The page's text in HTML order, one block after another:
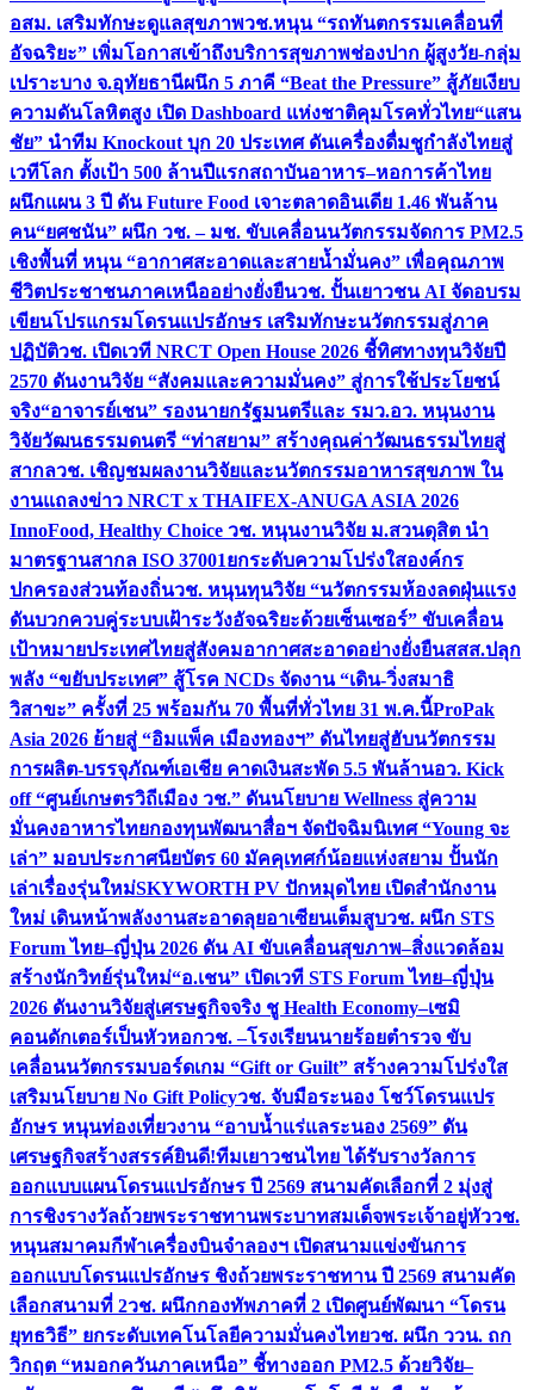
อสม. เสริมทักษะดูแลสุขภาพวช.หนุน “รถทันตกรรมเคลื่อนที่
อัจฉริยะ” เพิ่มโอกาสเข้าถึงบริการสุขภาพช่องปาก ผู้สูงวัย-กลุ่ม
เปราะบาง จ.อุทัยธานีผนึก 5 ภาคี “Beat the Pressure” สู้ภัยเงียบ
ความดันโลหิตสูง เปิด Dashboard แห่งชาติคุมโรคทั่วไทย“แสน
ชัย” นำทีม Knockout บุก 20 ประเทศ ดันเครื่องดื่มชูกำลังไทยสู่
เวทีโลก ตั้งเป้า 500 ล้านปีแรกสถาบันอาหาร–หอการค้าไทย
ผนึกแผน 3 ปี ดัน Future Food เจาะตลาดอินเดีย 1.46 พันล้าน
คน“ยศชนัน” ผนึก วช. – มช. ขับเคลื่อนนวัตกรรมจัดการ PM2.5
เชิงพื้นที่ หนุน “อากาศสะอาดและสายน้ำมั่นคง” เพื่อคุณภาพ
ชีวิตประชาชนภาคเหนืออย่างยั่งยืนวช. ปั้นเยาวชน AI จัดอบรม
เขียนโปรแกรมโดรนแปรอักษร เสริมทักษะนวัตกรรมสู่ภาค
ปฏิบัติวช. เปิดเวที NRCT Open House 2026 ชี้ทิศทางทุนวิจัยปี
2570 ดันงานวิจัย “สังคมและความมั่นคง” สู่การใช้ประโยชน์
จริง“อาจารย์เชน” รองนายกรัฐมนตรีและ รมว.อว. หนุนงาน
วิจัยวัฒนธรรมดนตรี “ท่าสยาม” สร้างคุณค่าวัฒนธรรมไทยสู่
สากลวช. เชิญชมผลงานวิจัยและนวัตกรรมอาหารสุขภาพ ใน
งานแถลงข่าว NRCT x THAIFEX-ANUGA ASIA 2026
InnoFood, Healthy Choice วช. หนุนงานวิจัย ม.สวนดุสิต นำ
มาตรฐานสากล ISO 37001ยกระดับความโปร่งใสองค์กร
ปกครองส่วนท้องถิ่นวช. หนุนทุนวิจัย “นวัตกรรมห้องลดฝุ่นแรง
ดันบวกควบคู่ระบบเฝ้าระวังอัจฉริยะด้วยเซ็นเซอร์” ขับเคลื่อน
เป้าหมายประเทศไทยสู่สังคมอากาศสะอาดอย่างยั่งยืนสสส.ปลุก
พลัง “ขยับประเทศ” สู้โรค NCDs จัดงาน “เดิน-วิ่งสมาธิ
วิสาขะ” ครั้งที่ 25 พร้อมกัน 70 พื้นที่ทั่วไทย 31 พ.ค.นี้ProPak
Asia 2026 ย้ายสู่ “อิมแพ็ค เมืองทองฯ” ดันไทยสู่ฮับนวัตกรรม
การผลิต-บรรจุภัณฑ์เอเชีย คาดเงินสะพัด 5.5 พันล้านอว. Kick
off “ศูนย์เกษตรวิถีเมือง วช.” ดันนโยบาย Wellness สู่ความ
มั่นคงอาหารไทยกองทุนพัฒนาสื่อฯ จัดปัจฉิมนิเทศ “Young จะ
เล่า” มอบประกาศนียบัตร 60 มัคคุเทศก์น้อยแห่งสยาม ปั้นนัก
เล่าเรื่องรุ่นใหม่SKYWORTH PV ปักหมุดไทย เปิดสำนักงาน
ใหม่ เดินหน้าพลังงานสะอาดลุยอาเซียนเต็มสูบวช. ผนึก STS
Forum ไทย–ญี่ปุ่น 2026 ดัน AI ขับเคลื่อนสุขภาพ–สิ่งแวดล้อม
สร้างนักวิทย์รุ่นใหม่“อ.เชน” เปิดเวที STS Forum ไทย–ญี่ปุ่น
2026 ดันงานวิจัยสู่เศรษฐกิจจริง ชู Health Economy–เซมิ
คอนดักเตอร์เป็นหัวหอกวช. –โรงเรียนนายร้อยตำรวจ ขับ
เคลื่อนนวัตกรรมบอร์ดเกม “Gift or Guilt” สร้างความโปร่งใส
เสริมนโยบาย No Gift Policyวช. จับมือระนอง โชว์โดรนแปร
อักษร หนุนท่องเที่ยวงาน “อาบน้ำแร่แลระนอง 2569” ดัน
เศรษฐกิจสร้างสรรค์ยินดี!ทีมเยาวชนไทย ได้รับรางวัลการ
ออกแบบแผนโดรนแปรอักษร ปี 2569 สนามคัดเลือกที่ 2 มุ่งสู่
การชิงรางวัลถ้วยพระราชทานพระบาทสมเด็จพระเจ้าอยู่หัววช.
หนุนสมาคมกีฬาเครื่องบินจำลองฯ เปิดสนามแข่งขันการ
ออกแบบโดรนแปรอักษร ชิงถ้วยพระราชทาน ปี 2569 สนามคัด
เลือกสนามที่ 2วช. ผนึกกองทัพภาคที่ 2 เปิดศูนย์พัฒนา “โดรน
ยุทธวิธี” ยกระดับเทคโนโลยีความมั่นคงไทยวช. ผนึก ววน. ถก
วิกฤต “หมอกควันภาคเหนือ” ชี้ทางออก PM2.5 ด้วยวิจัย–